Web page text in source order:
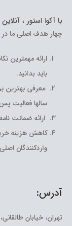
با آکوا استور ،
چهار هدف اصلی ما در
ارائه مهمترین
باید بدانید.
معرفی بهترین
سالها فعالیت پس
ارائه ضمانت
کاهش هزینه خرید
واردکنندگان اصلی
آدرس:
تهران، خیابان